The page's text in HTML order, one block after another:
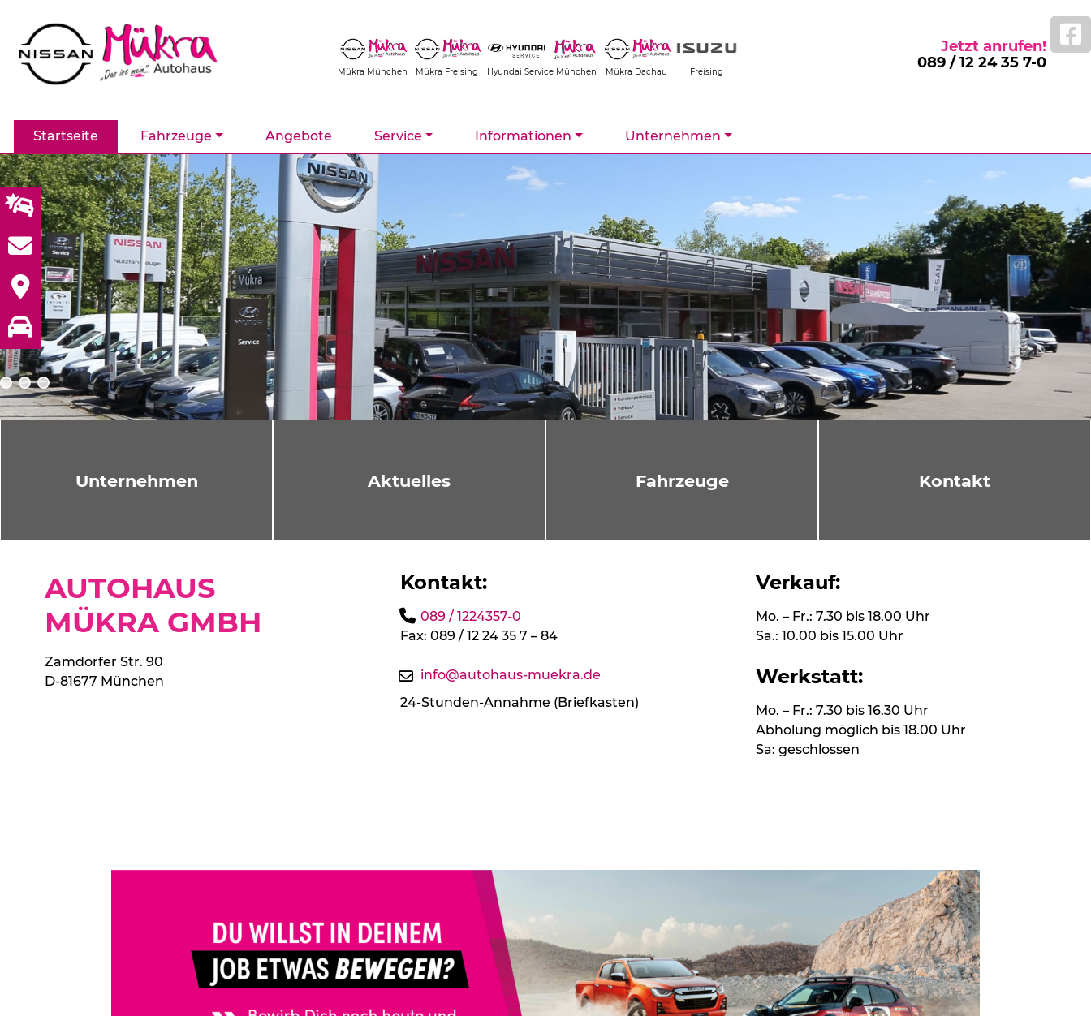
Mükra München Mükra Freising Hyundai Service München Mükra Dachau Freising
Jetzt anrufen!
089 / 12 24 35 7-0
Startseite Fahrzeuge Angebote Service Informationen Unternehmen
Unternehmen Aktuelles Fahrzeuge Kontakt
AUTOHAUS
MÜKRA GMBH
Zamdorfer Str. 90
D-81677 München
Kontakt:
089 / 1224357-0
Fax: 089 / 12 24 35 7 – 84
info@autohaus-muekra.de
24-Stunden-Annahme (Briefkasten)
Verkauf:
Mo. – Fr.: 7.30 bis 18.00 Uhr
Sa.: 10.00 bis 15.00 Uhr
Werkstatt:
Mo. – Fr.: 7.30 bis 16.30 Uhr
Abholung möglich bis 18.00 Uhr
Sa: geschlossen